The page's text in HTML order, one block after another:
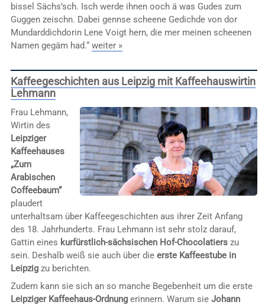
bissel Sächs’sch. Isch werde ihnen ooch ä was Gudes zum
Guggen zeischn. Dabei gennse scheene Gedichde von dor
Mundarddichdorin Lene Voigt hern, die mer meinen scheenen
Namen gegäm had.“ weiter »
Kaffeegeschichten aus Leipzig mit Kaffeehauswirtin
Lehmann
Frau Lehmann,
Wirtin des
Leipziger
Kaffeehauses
„Zum
Arabischen
Coffeebaum“
plaudert
unterhaltsam über Kaffeegeschichten aus ihrer Zeit Anfang
des 18. Jahrhunderts. Frau Lehmann ist sehr stolz darauf,
Gattin eines kurfürstlich-sächsischen Hof-Chocolatierszu
sein. Deshalb weiß sie auch über die erste Kaffeestube in
Leipzigzu berichten.
Zudem kann sie sich an so manche Begebenheit um die erste
Leipziger Kaffeehaus-Ordnungerinnern. Warum sie Johann